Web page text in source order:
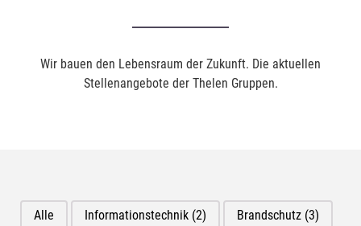
Wir bauen den Lebensraum der Zukunft. Die aktuellen
Stellenangebote der Thelen Gruppen.
Alle Informationstechnik (2) Brandschutz (3)